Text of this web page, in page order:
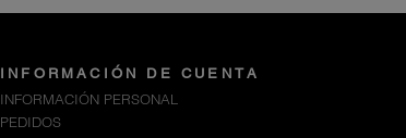
INFORMACIÓN DE CUENTA
INFORMACIÓN PERSONAL
PEDIDOS